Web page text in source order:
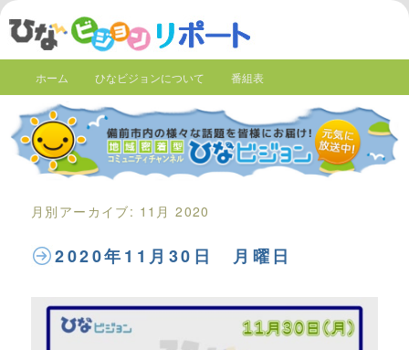
ホーム ひなビジョンについて 番組表
月別アーカイブ: 11月 2020
2020年11月30日 月曜日